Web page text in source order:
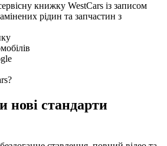
книжку WestCars із записом
рідин та запчастин з
нові стандарти